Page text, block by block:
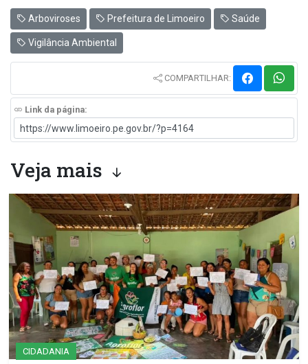
Arboviroses Prefeitura de Limoeiro Saúde
Vigilância Ambiental
COMPARTILHAR:
Link da página:
Veja mais
CIDADANIA